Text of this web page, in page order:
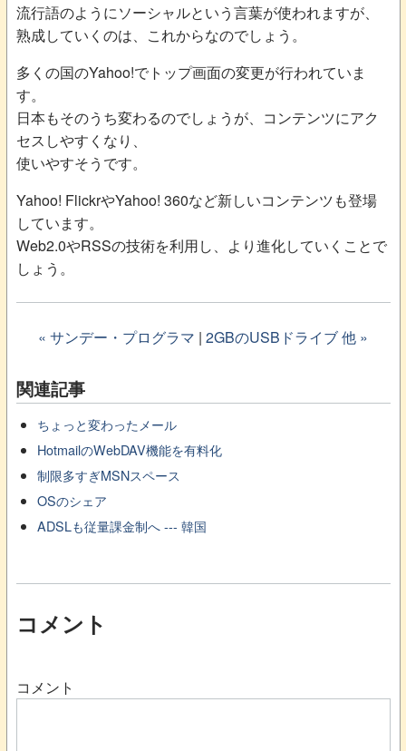
流行語のようにソーシャルという言葉が使われますが、
熟成していくのは、これからなのでしょう。
多くの国のYahoo!でトップ画面の変更が行われていま
す。
日本もそのうち変わるのでしょうが、コンテンツにアク
セスしやすくなり、
使いやすそうです。
Yahoo! FlickrやYahoo! 360など新しいコンテンツも登場
しています。
Web2.0やRSSの技術を利用し、より進化していくことで
しょう。
« サンデー・プログラマ | 2GBのUSBドライブ 他 »
関連記事
ちょっと変わったメール
HotmailのWebDAV機能を有料化
制限多すぎMSNスペース
OSのシェア
ADSLも従量課金制へ --- 韓国
コメント
コメント